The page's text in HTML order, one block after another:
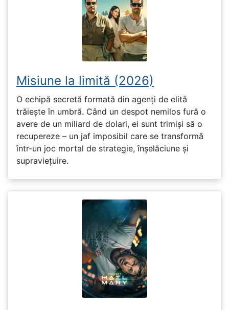
Misiune la limită (2026)
O echipă secretă formată din agenți de elită
trăiește în umbră. Când un despot nemilos fură o
avere de un miliard de dolari, ei sunt trimiși să o
recupereze – un jaf imposibil care se transformă
într-un joc mortal de strategie, înșelăciune și
supraviețuire.